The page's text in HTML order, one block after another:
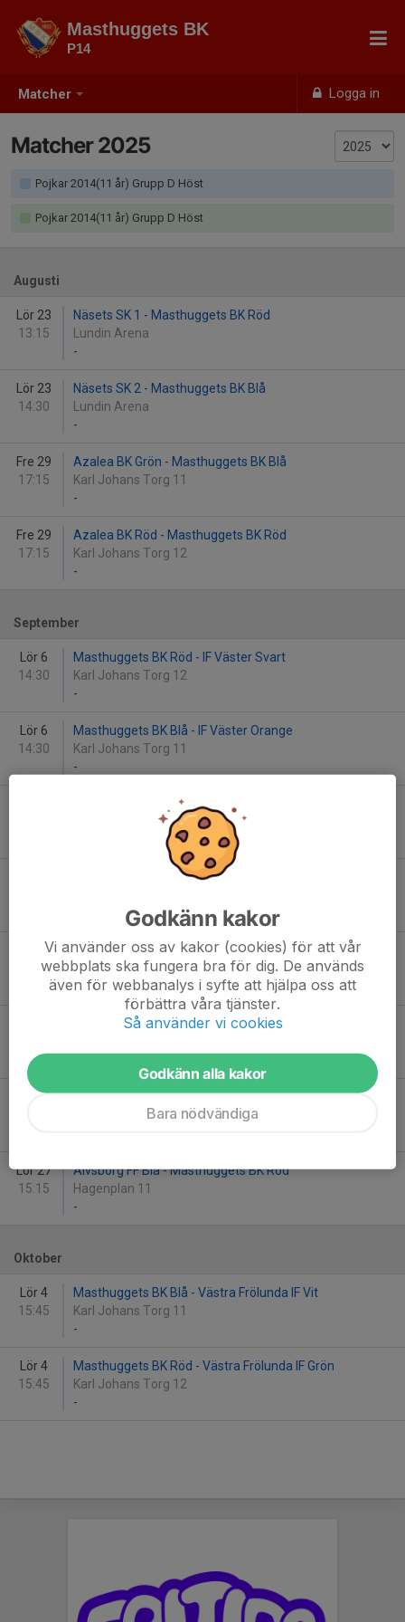
Matcher Logga in
Masthuggets BK
P14
Matcher 2025
Pojkar 2014(11 år) Grupp D Höst
Pojkar 2014(11 år) Grupp D Höst
Augusti
Lör 23
13:15
Näsets SK 1 - Masthuggets BK Röd
Lundin Arena
-
Lör 23
14:30
Näsets SK 2 - Masthuggets BK Blå
Lundin Arena
-
Fre 29
17:15
Azalea BK Grön - Masthuggets BK Blå
Karl Johans Torg 11
-
Fre 29
17:15
Azalea BK Röd - Masthuggets BK Röd
Karl Johans Torg 12
-
September
Lör 6
14:30
Masthuggets BK Röd - IF Väster Svart
Karl Johans Torg 12
-
Lör 6
14:30
Masthuggets BK Blå - IF Väster Orange
Karl Johans Torg 11
-
Hovås Billdal IF 2 - Masthuggets BK Blå
Billdalsvallen 1A
Hovås Billdal IF 1 - Masthuggets BK Röd
Lör 20
14:30
Masthuggets BK Röd - Askims IK P2014 Grön
Karl Johans Torg 11
-
Masthuggets BK Blå - Askims IK P2014 Blå
Lör 27
Älvsborg FF Svart - Masthuggets BK Blå
Hagenplan 11
Lör 27
15:15
Älvsborg FF Blå - Masthuggets BK Röd
Hagenplan 11
-
Oktober
Lör 4
15:45
Masthuggets BK Blå - Västra Frölunda IF Vit
Karl Johans Torg 11
-
Lör 4
15:45
Masthuggets BK Röd - Västra Frölunda IF Grön
Karl Johans Torg 12
-
Godkänn kakor
Vi använder oss av kakor (cookies) för att vår
webbplats ska fungera bra för dig. De används
även för webbanalys i syfte att hjälpa oss att
förbättra våra tjänster.
Så använder vi cookies
Godkänn alla kakor
Bara nödvändiga